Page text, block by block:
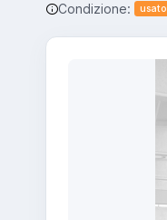
Condizione: usato